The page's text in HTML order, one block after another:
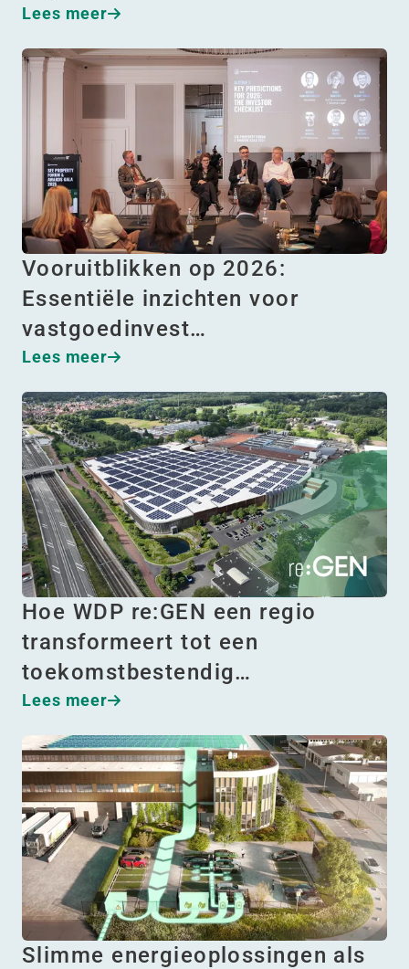
Lees meer
Vooruitblikken op 2026:
Essentiële inzichten voor
vastgoedinvest…
Lees meer
Hoe WDP re:GEN een regio
transformeert tot een
toekomstbestendig…
Lees meer
Slimme energieoplossingen als